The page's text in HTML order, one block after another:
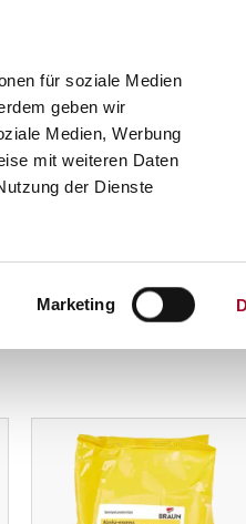
für soziale Medien
geben wir
Medien, Werbung
mit weiteren Daten
der Dienste
Marketing
PRODUKTE